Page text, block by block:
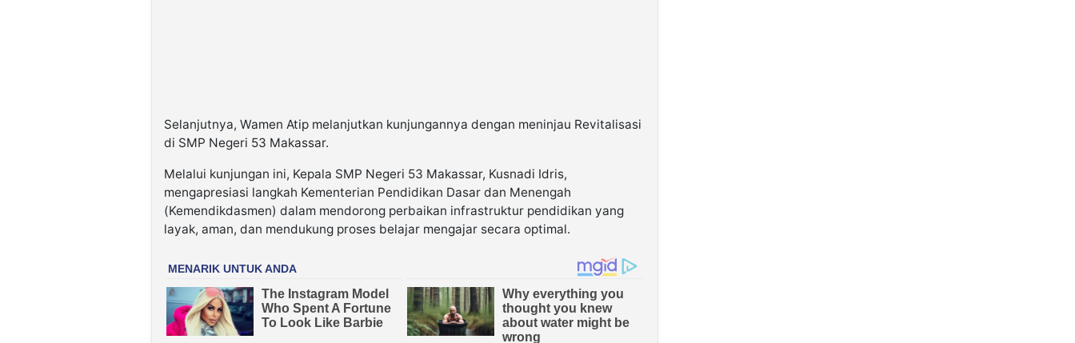
Selanjutnya, Wamen Atip melanjutkan kunjungannya dengan meninjau Revitalisasi
di SMP Negeri 53 Makassar.
Melalui kunjungan ini, Kepala SMP Negeri 53 Makassar, Kusnadi Idris,
mengapresiasi langkah Kementerian Pendidikan Dasar dan Menengah
(Kemendikdasmen) dalam mendorong perbaikan infrastruktur pendidikan yang
layak, aman, dan mendukung proses belajar mengajar secara optimal.